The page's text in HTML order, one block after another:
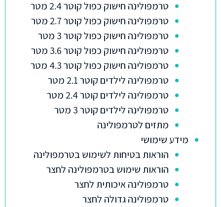
טרמפולינה חישוק כפול קוטר 2.4 מטר
טרמפולינה חישוק כפול קוטר 2.7 מטר
טרמפולינה חישוק כפול קוטר 3 מטר
טרמפולינה חישוק כפול קוטר 3.6 מטר
טרמפולינה חישוק כפול קוטר 4.3 מטר
טרמפולינה לילדים קוטר 2.1 מטר
טרמפולינה לילדים קוטר 2.4 מטר
טרמפולינה לילדים קוטר 3 מטר
מתזים לטרמפולינה
מידע שימושי
הוראות בטיחות לשימוש בטרמפולינה
הוראות שימוש בטרמפולינה לחצר
טרמפולינה איכותית לחצר
טרמפולינה גדולה לחצר